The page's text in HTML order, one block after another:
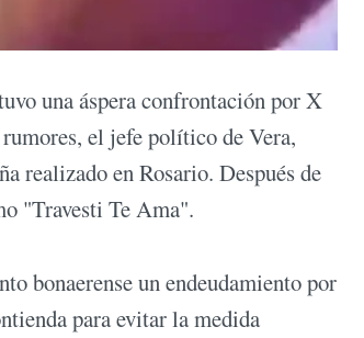
una áspera confrontación por X
el jefe político de Vera,
realizado en Rosario. Después de
"Travesti Te Ama".
bonaerense un endeudamiento por
para evitar la medida